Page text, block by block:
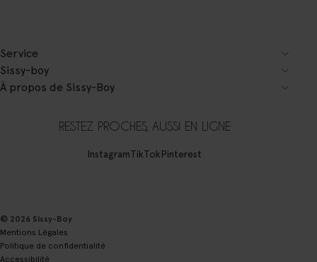
Service
Sissy-boy
À propos de Sissy-Boy
RESTEZ PROCHES, AUSSI EN LIGNE
InstagramTikTokPinterest
© 2026 Sissy-Boy
Mentions Légales
Politique de confidentialité
Accessibilité